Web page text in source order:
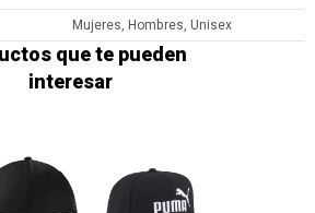
Mujeres, Hombres, Unisex
que te pueden
interesar